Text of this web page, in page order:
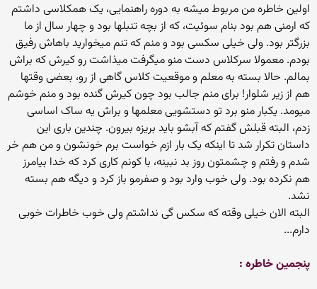
اولین خاطره من مربوط میشه به دوره راهنمایی، یک همکلاسی داشتم
که ارمنی هم بود بنام سوئیت، که از بچه تنبلها بود و چهار سال از ما
بزرگتر بود. ولی خیلی سکسی بود و منم که تنم میخوارید باهاش رفیق
بودم. معمولا سرکلاس دست منو میگرفت میذاشت رو کیرش که براش
بمالم. حالا بسته به معلم و موقعیت کلاس گاهی از رو، بعضی وقتها
هم از زیر شلوار! برای منم جالب بود چون کیرش گنده بود و منم خوشم
میومد. یکبار منو برد تو دستشویی معلمها و براش یه ساک اساسی
زدم، البته قبلش گفتم که آبشو باید بریزه بیرون. چندین باری این
داستان تکرار شد تا اینکه یک بار ازم خواست برم خونشون و من هم خر
شدم و رفتم و چشمتون روز بد نبینه، با کونم کاری کرد که خدا بیامرز
هم نکرده بود. ولی خوب وارد بود و صفرمو باز کرد و دیگه هم بسته
نشد.
البته الان خیلی وقته که سکس گی نداشتم ولی خوب خاطرات خوبی
دارم...
پنجمین خاطره :